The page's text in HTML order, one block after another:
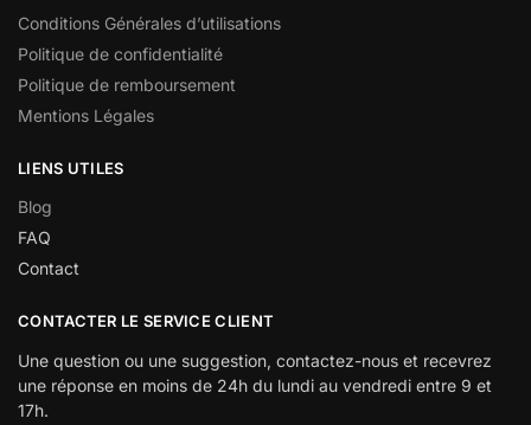
Conditions Générales d’utilisations
Politique de confidentialité
Politique de remboursement
Mentions Légales
LIENS UTILES
Blog
FAQ
Contact
CONTACTER LE SERVICE CLIENT
Une question ou une suggestion, contactez-nous et recevrez
une réponse en moins de 24h du lundi au vendredi entre 9 et
17h.